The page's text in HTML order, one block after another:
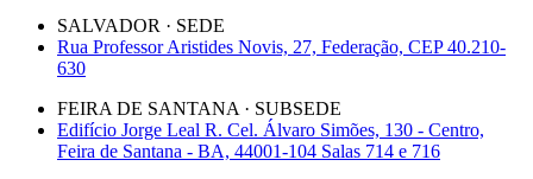
SALVADOR · SEDE
Rua Professor Aristides Novis, 27, Federação, CEP 40.210-
630
FEIRA DE SANTANA · SUBSEDE
Edifício Jorge Leal R. Cel. Álvaro Simões, 130 - Centro,
Feira de Santana - BA, 44001-104 Salas 714 e 716